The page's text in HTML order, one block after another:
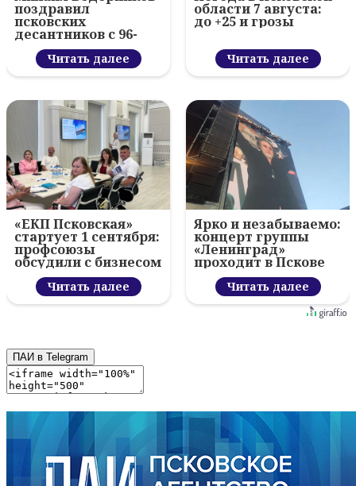
поздравил
псковских
десантников с 96-
летием ВДВ и
вручил награды
Читать далее
области 7 августа:
до +25 и грозы
Читать далее
«ЕКП Псковская»
стартует 1 сентября:
профсоюзы
обсудили с бизнесом
новый цифровой
проектЧитать далее
Ярко и незабываемо:
концерт группы
«Ленинград»
проходит в Пскове
Читать далее
ПАИ в Telegram